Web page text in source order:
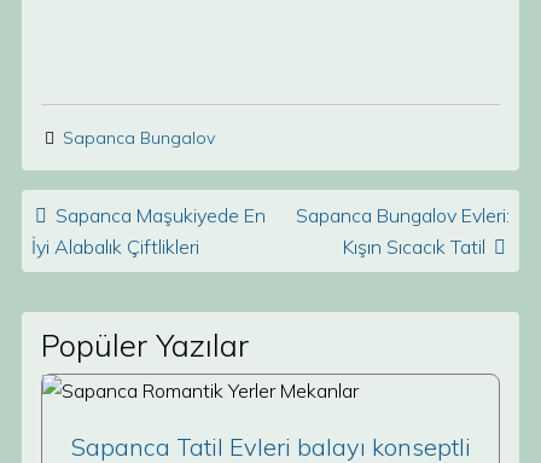
Sapanca Bungalov
Post navigation
Sapanca Maşukiyede En
İyi Alabalık Çiftlikleri
Sapanca Bungalov Evleri:
Kışın Sıcacık Tatil
Popüler Yazılar
Sapanca Tatil Evleri balayı konseptli